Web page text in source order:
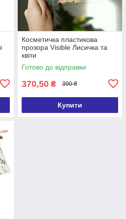
Косметичка пластикова
прозора Visible Лисичка та
квіти
Готово до відправки
370,50 ₴ 390 ₴
Купити